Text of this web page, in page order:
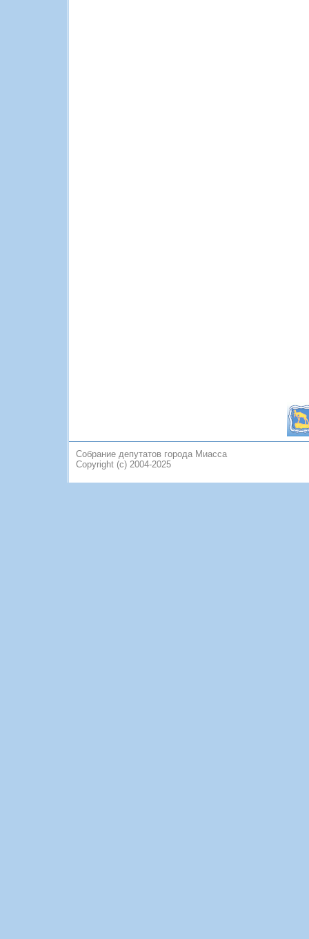
Собрание депутатов города Миасса
Copyright (c) 2004-2025